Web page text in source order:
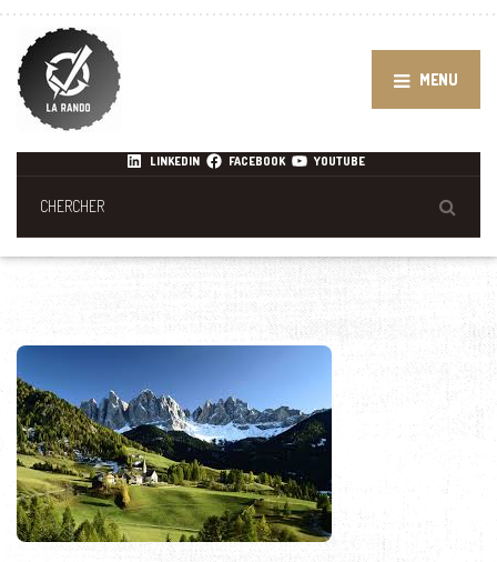
MENU
LINKEDIN FACEBOOK YOUTUBE